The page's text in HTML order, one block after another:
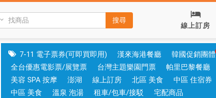
搜尋
線上訂房
7-11 電子票券(可即買即用) 漢來海港餐廳 韓國促銷團體
全台優惠電影票/展覽票
台灣主題樂園門票 帕里巴黎餐廳
美容 SPA 按摩
澎湖 線上訂房 北區 美食 中區 住宿券
中區 美食
溫泉 泡湯 租車/包車/接駁 宅配商品